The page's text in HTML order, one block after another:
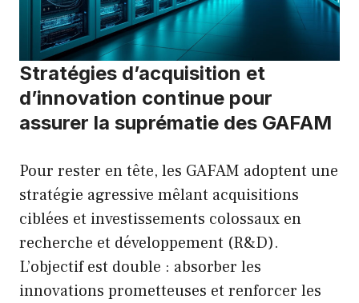
Stratégies d’acquisition et
d’innovation continue pour
assurer la suprématie des GAFAM
Pour rester en tête, les GAFAM adoptent une
stratégie agressive mêlant acquisitions
ciblées et investissements colossaux en
recherche et développement (R&D).
L’objectif est double : absorber les
innovations prometteuses et renforcer les